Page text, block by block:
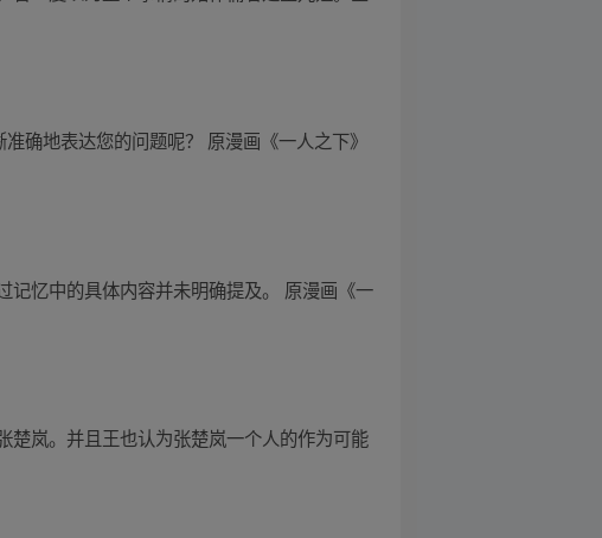
确地表达您的问题呢？ 原漫画《一人之下》
记忆中的具体内容并未明确提及。 原漫画《一
楚岚。并且王也认为张楚岚一个人的作为可能